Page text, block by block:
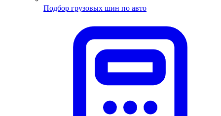
Подбор грузовых шин по авто